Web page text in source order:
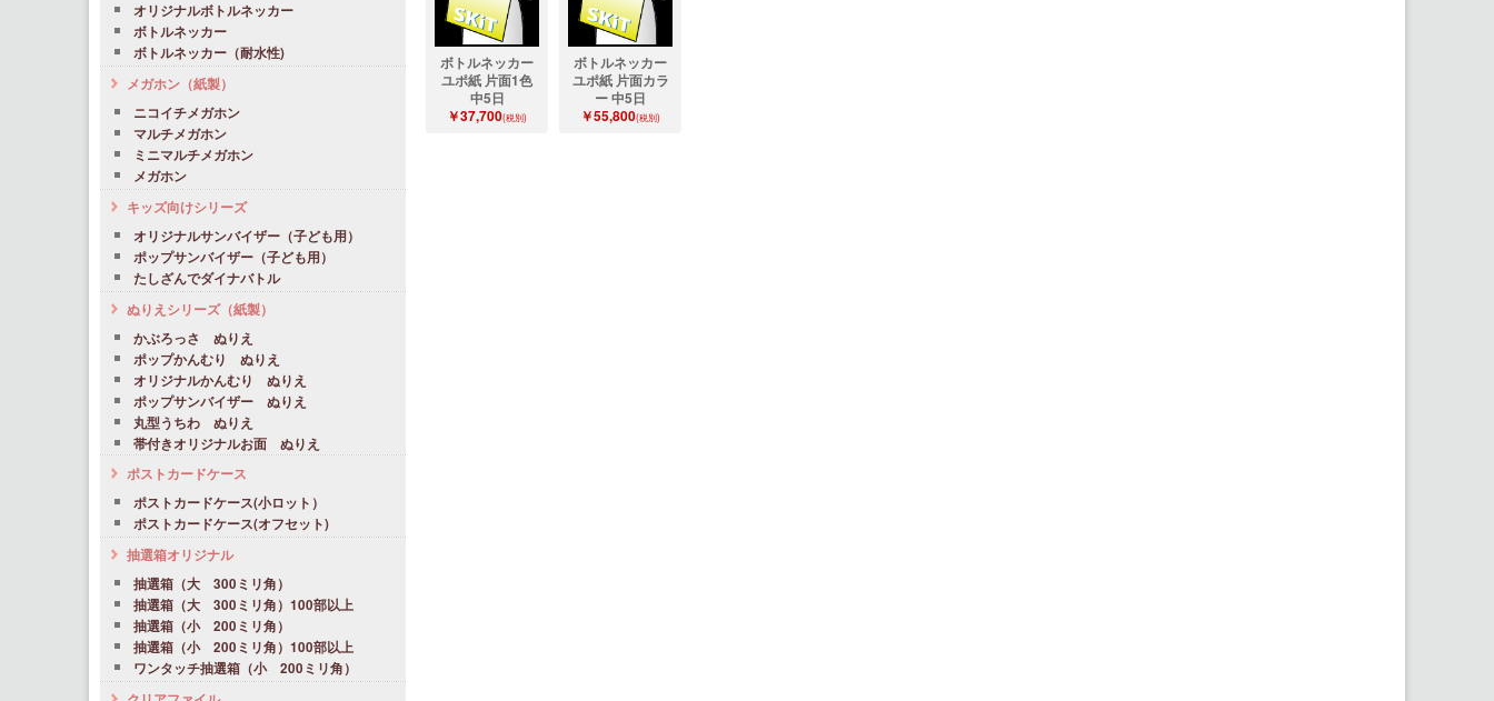
ボトルネッカー
ユポ紙 片面1色
中5日
￥37,700(税別)
ボトルネッカー
ユポ紙 片面カラ
ー 中5日
￥55,800(税別)
オリジナルボトルネッカー
ボトルネッカー
ボトルネッカー（耐水性)
メガホン（紙製）
ニコイチメガホン
マルチメガホン
ミニマルチメガホン
メガホン
キッズ向けシリーズ
オリジナルサンバイザー（子ども用）
ポップサンバイザー（子ども用）
たしざんでダイナバトル
ぬりえシリーズ（紙製）
かぶろっさ ぬりえ
ポップかんむり ぬりえ
オリジナルかんむり ぬりえ
ポップサンバイザー ぬりえ
丸型うちわ ぬりえ
帯付きオリジナルお面 ぬりえ
ポストカードケース
ポストカードケース(小ロット）
ポストカードケース(オフセット)
抽選箱オリジナル
抽選箱（大 300ミリ角）
抽選箱（大 300ミリ角）100部以上
抽選箱（小 200ミリ角）
抽選箱（小 200ミリ角）100部以上
ワンタッチ抽選箱（小 200ミリ角）